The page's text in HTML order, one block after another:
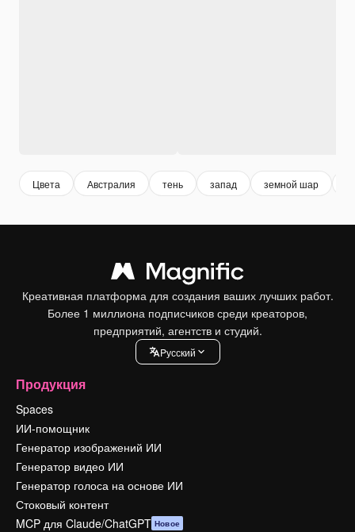
Цвета Австралия тень запад земной шар
Креативная платформа для создания ваших лучших работ.
Более 1 миллиона подписчиков среди креаторов,
предприятий, агентств и студий.
Pусский
Продукция
Spaces
ИИ-помощник
Генератор изображений ИИ
Генератор видео ИИ
Генератор голоса на основе ИИ
Стоковый контент
MCP для Claude/ChatGPT Новое